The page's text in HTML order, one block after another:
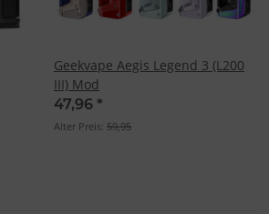
Geekvape Aegis Legend 3 (L200
III) Mod
47,96 *
Alter Preis: 59,95